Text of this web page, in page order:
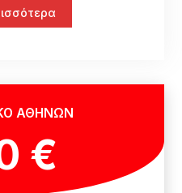
ΑΘΗΝΩΝ
€